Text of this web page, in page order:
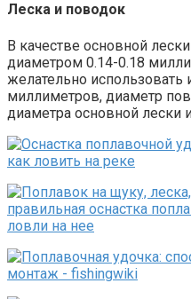
Леска и поводок
В качестве основной
диаметром 0.14-0.18
желательно
миллиметров, диаметр
диаметра основной лески